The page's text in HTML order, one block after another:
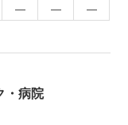
― ― ―
・病院